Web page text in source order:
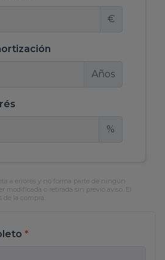
€
Años
%
a errores y no forma parte de ningún
modificada o retirada sin previo aviso. El
de la compra.
*